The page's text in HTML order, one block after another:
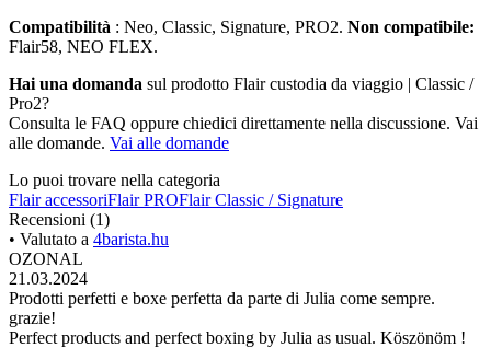
Compatibilità : Neo, Classic, Signature, PRO2. Non compatibile:
Flair58, NEO FLEX.
Hai una domanda sul prodotto Flair custodia da viaggio | Classic /
Pro2?
Consulta le FAQ oppure chiedici direttamente nella discussione. Vai
alle domande. Vai alle domande
Lo puoi trovare nella categoria
Flair accessoriFlair PROFlair Classic / Signature
Recensioni (1)
• Valutato a 4barista.hu
OZONAL
21.03.2024
Prodotti perfetti e boxe perfetta da parte di Julia come sempre.
grazie!
Perfect products and perfect boxing by Julia as usual. Köszönöm !